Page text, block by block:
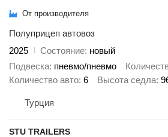
От производителя
Полуприцеп автовоз
2025
Состояние новый
Подвеска пневмо/пневмо
Количество авто 6 Высота седла
Турция
STU TRAILERS